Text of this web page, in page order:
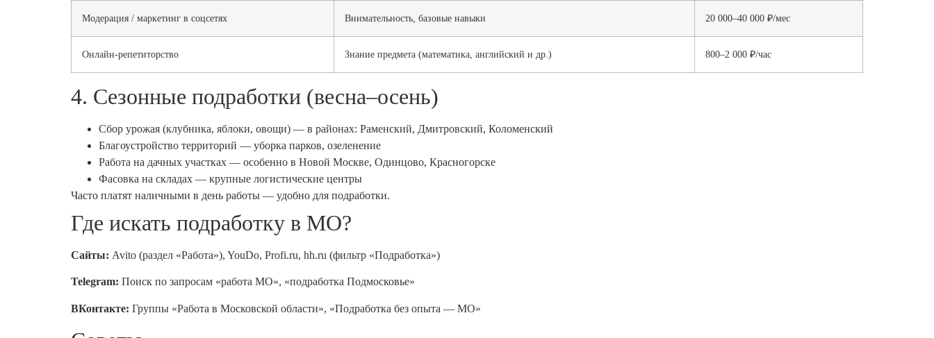
Модерация / маркетинг в соцсетях Внимательность, базовые навыки 20 000–40 000 ₽/мес
Онлайн-репетиторство Знание предмета (математика, английский и др.) 800–2 000 ₽/час
4. Сезонные подработки (весна–осень)
Сбор урожая (клубника, яблоки, овощи) — в районах: Раменский, Дмитровский, Коломенский
Благоустройство территорий — уборка парков, озеленение
Работа на дачных участках — особенно в Новой Москве, Одинцово, Красногорске
Фасовка на складах — крупные логистические центры
Часто платят наличными в день работы — удобно для подработки.
Где искать подработку в МО?
Сайты: Avito (раздел «Работа»), YouDo, Profi.ru, hh.ru (фильтр «Подработка»)
Telegram: Поиск по запросам «работа МО», «подработка Подмосковье»
ВКонтакте: Группы «Работа в Московской области», «Подработка без опыта — МО»